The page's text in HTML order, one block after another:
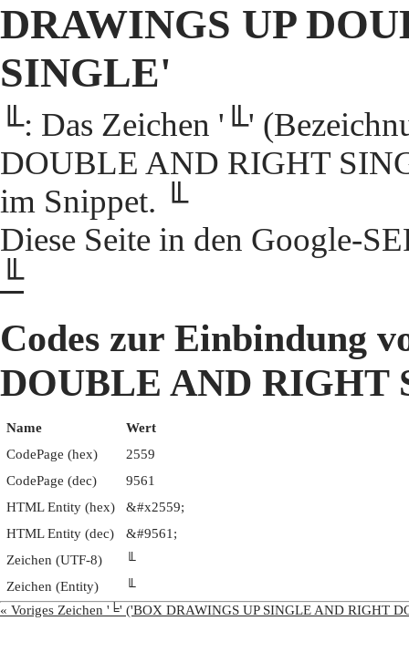
DRAWINGS UP
SINGLE'
╙: Das Zeichen '╙'
DOUBLE AND RIGHT
im Snippet. ╙
Diese Seite in den Google-
╙
Codes zur Einbindung
DOUBLE AND RIGHT
Name
Wert
CodePage (hex)
2559
CodePage (dec)
9561
HTML Entity (hex)
&#x2559;
HTML Entity (dec)
&#9561;
Zeichen (UTF-8)
╙
Zeichen (Entity)
╙
« Voriges Zeichen '╘' ('BOX DRAWINGS UP SINGLE AND RIGHT